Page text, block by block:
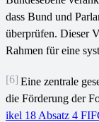
dass Bund und
überprüfen. Dieser
Rahmen für eine
[6] Eine zentrale
die Förderung der
ikel 18 Absatz 4